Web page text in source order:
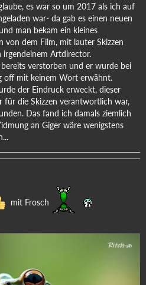
es war so um 2017 als ich auf
war- da gab es einen neuen
man bekam ein kleines
von dem Film, mit lauter Skizzen
irgendeinem Artdirector.
verstorben und er wurde bei
off mit keinem Wort erwähnt.
der Eindruck erweckt, dieser
für die Skizzen verantwortlich war,
Das fand ich damals ziemlich
an Giger wäre wenigstens
mit Frosch